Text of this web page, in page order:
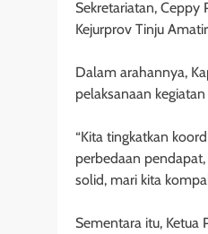
Sekretariatan, Ceppy
Kejurprov Tinju
Dalam arahannya,
pelaksanaan
“Kita tingkatkan
perbedaan
solid, mari kita
Sementara itu, Ketua